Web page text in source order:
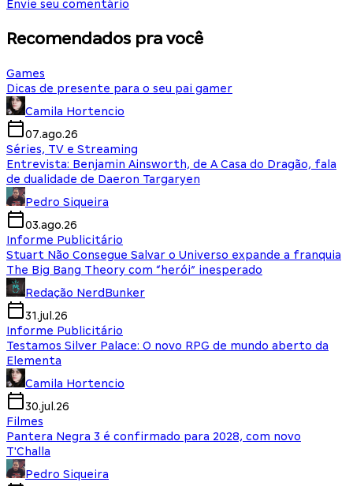
Envie seu comentário
Recomendados pra você
Games
Dicas de presente para o seu pai gamer
Camila Hortencio
07.ago.26
Séries, TV e Streaming
Entrevista: Benjamin Ainsworth, de A Casa do Dragão, fala
de dualidade de Daeron Targaryen
Pedro Siqueira
03.ago.26
Informe Publicitário
Stuart Não Consegue Salvar o Universo expande a franquia
The Big Bang Theory com “herói” inesperado
Redação NerdBunker
31.jul.26
Informe Publicitário
Testamos Silver Palace: O novo RPG de mundo aberto da
Elementa
Camila Hortencio
30.jul.26
Filmes
Pantera Negra 3 é confirmado para 2028, com novo
T'Challa
Pedro Siqueira